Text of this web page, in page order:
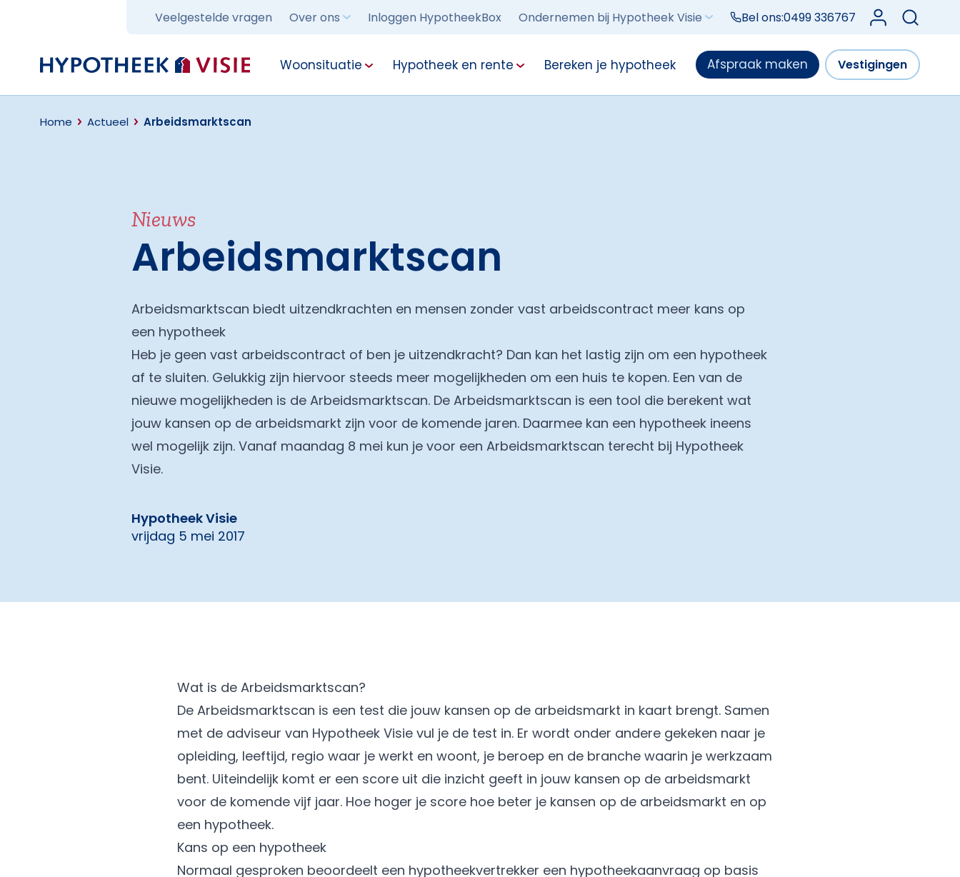
Veelgestelde vragen Over ons Inloggen HypotheekBox Ondernemen bij Hypotheek Visie Bel ons:0499 336767 Log in bij Mijn
Terug naar home Woonsituatie Hypotheek en rente Bereken je hypotheek Afspraak maken Vestigingen
Home Actueel Arbeidsmarktscan
Nieuws
Arbeidsmarktscan
Arbeidsmarktscan biedt uitzendkrachten en mensen zonder vast arbeidscontract meer kans op
een hypotheek
Heb je geen vast arbeidscontract of ben je uitzendkracht? Dan kan het lastig zijn om een hypotheek
af te sluiten. Gelukkig zijn hiervoor steeds meer mogelijkheden om een huis te kopen. Een van de
nieuwe mogelijkheden is de Arbeidsmarktscan. De Arbeidsmarktscan is een tool die berekent wat
jouw kansen op de arbeidsmarkt zijn voor de komende jaren. Daarmee kan een hypotheek ineens
wel mogelijk zijn. Vanaf maandag 8 mei kun je voor een Arbeidsmarktscan terecht bij Hypotheek
Visie.
Hypotheek Visie
vrijdag 5 mei 2017
Wat is de Arbeidsmarktscan?
De Arbeidsmarktscan is een test die jouw kansen op de arbeidsmarkt in kaart brengt. Samen
met de adviseur van Hypotheek Visie vul je de test in. Er wordt onder andere gekeken naar je
opleiding, leeftijd, regio waar je werkt en woont, je beroep en de branche waarin je werkzaam
bent. Uiteindelijk komt er een score uit die inzicht geeft in jouw kansen op de arbeidsmarkt
voor de komende vijf jaar. Hoe hoger je score hoe beter je kansen op de arbeidsmarkt en op
een hypotheek.
Kans op een hypotheek
Normaal gesproken beoordeelt een hypotheekvertrekker een hypotheekaanvraag op basis